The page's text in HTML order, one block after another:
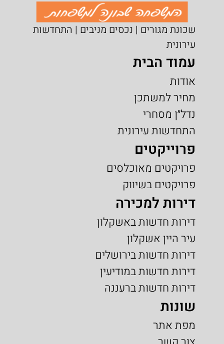
שכונת מגורים | נכסים מניבים | התחדשות
עירונית
עמוד הבית
אודות
מחיר למשתכן
נדל״ן מסחרי
התחדשות עירונית
פרוייקטים
פרויקטים מאוכלסים
פרויקטים בשיווק
דירות למכירה
דירות חדשות באשקלון
עיר היין אשקלון
דירות חדשות בירושלים
דירות חדשות במודיעין
דירות חדשות ברעננה
שונות
מפת אתר